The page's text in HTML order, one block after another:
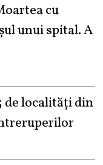
cu
unui spital. A
de localități din